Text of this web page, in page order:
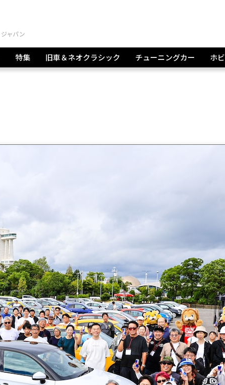
特集 旧車＆ネオクラシック チューニングカー ホ